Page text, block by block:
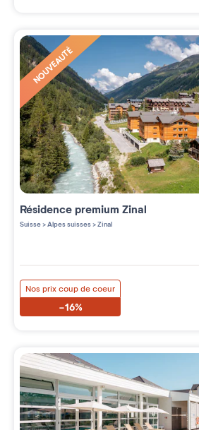
NOUVEAUTÉ
Résidence premium Zinal
Suisse>Alpes suisses>Zinal
Nos prix coup de coeur
-16%